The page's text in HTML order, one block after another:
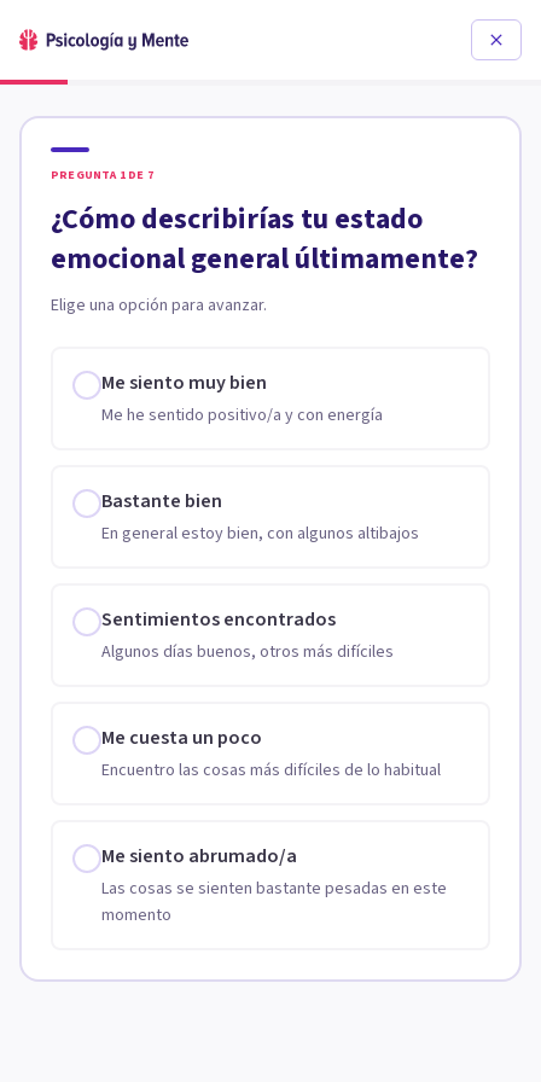
PREGUNTA 1 DE 7
¿Cómo describirías tu estado
emocional general últimamente?
Elige una opción para avanzar.
Me siento muy bien
Me he sentido positivo/a y con energía
Bastante bien
En general estoy bien, con algunos altibajos
Sentimientos encontrados
Algunos días buenos, otros más difíciles
Me cuesta un poco
Encuentro las cosas más difíciles de lo habitual
Me siento abrumado/a
Las cosas se sienten bastante pesadas en este
momento